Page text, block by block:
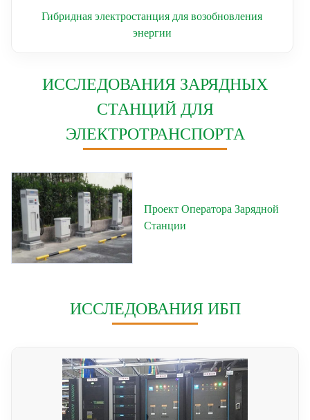
Гибридная электростанция для возобновления
энергии
ИССЛЕДОВАНИЯ ЗАРЯДНЫХ
СТАНЦИЙ ДЛЯ
ЭЛЕКТРОТРАНСПОРТА
Проект Оператора Зарядной
Станции
ИССЛЕДОВАНИЯ ИБП